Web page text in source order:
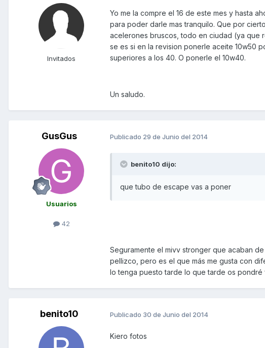
Invitados
Yo me la compre el 16 de este mes y hasta
para poder darle mas tranquilo. Que por
acelerones bruscos, todo en ciudad (ya que
se es si en la revision ponerle aceite 10w50
superiores a los 40. O ponerle el 10w40.
Un saludo.
GusGus
Usuarios
42
Publicado 29 de Junio del 2014
benito10 dijo:
que tubo de escape vas a poner
Seguramente el mivv stronger que acaban
pellizco, pero es el que más me gusta con
lo tenga puesto tarde lo que tarde os pondré
benito10 Publicado 30 de Junio del 2014
Kiero fotos